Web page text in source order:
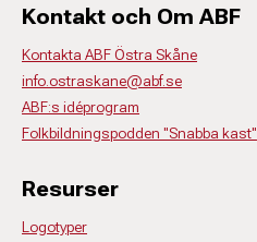
Kontakt och Om ABF
Kontakta ABF Östra Skåne
info.ostraskane@abf.se
ABF:s idéprogram
Folkbildningspodden "Snabba kast"
Resurser
Logotyper